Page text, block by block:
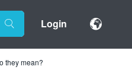
Login
they mean?